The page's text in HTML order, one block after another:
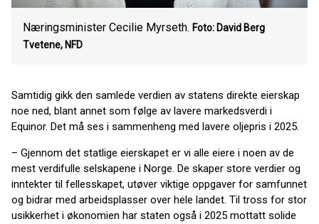
Næringsminister Cecilie Myrseth. Foto: David Berg
Tvetene, NFD
Samtidig gikk den samlede verdien av statens direkte eierskap
noe ned, blant annet som følge av lavere markedsverdi i
Equinor. Det må ses i sammenheng med lavere oljepris i 2025.
– Gjennom det statlige eierskapet er vi alle eiere i noen av de
mest verdifulle selskapene i Norge. De skaper store verdier og
inntekter til fellesskapet, utøver viktige oppgaver for samfunnet
og bidrar med arbeidsplasser over hele landet. Til tross for stor
usikkerhet i økonomien har staten også i 2025 mottatt solide